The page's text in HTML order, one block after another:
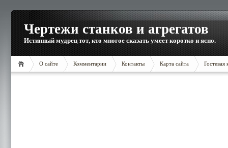
Чертежи станков и агрегатов
Истинный мудрец тот, кто многое сказать умеет коротко и ясно.
О сайте Комментарии Контакты Карта сайта Гостевая